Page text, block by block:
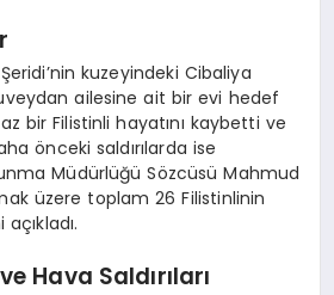
kuzeyindeki Cibaliya
ailesine ait bir evi hedef
az bir Filistinli hayatını kaybetti ve
önceki saldırılarda ise
Müdürlüğü Sözcüsü Mahmud
üzere toplam 26 Filistinlinin
Hava Saldırıları